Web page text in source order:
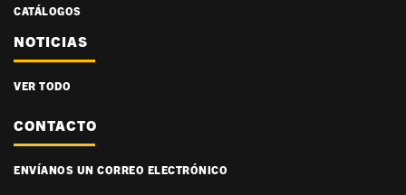
CATÁLOGOS
NOTICIAS
VER TODO
CONTACTO
ENVÍANOS UN CORREO ELECTRÓNICO